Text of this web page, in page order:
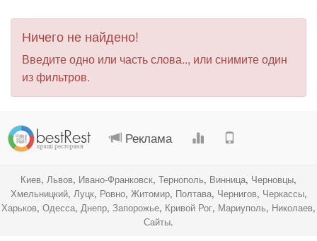
справочник
Фастовская
Ничего не найдено!
Введите одно или часть слова.., или снимите один
из фильтров.
Реклама
Киев, Львов, Ивано-Франковск, Тернополь, Винница, Черновцы,
Хмельницкий, Луцк, Ровно, Житомир, Полтава, Чернигов, Черкассы,
Харьков, Одесса, Днепр, Запорожье, Кривой Рог, Мариуполь, Николаев,
Сайты.